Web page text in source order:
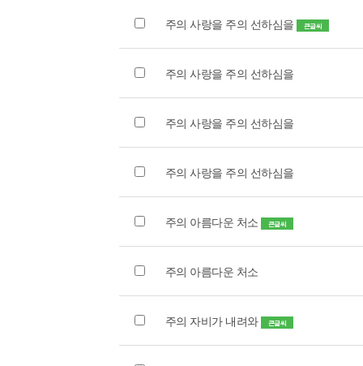
주의 사랑을 주의 선하심을 큰글씨
주의 사랑을 주의 선하심을
주의 사랑을 주의 선하심을
주의 사랑을 주의 선하심을
주의 아름다운 처소 큰글씨
주의 아름다운 처소
주의 자비가 내려와 큰글씨